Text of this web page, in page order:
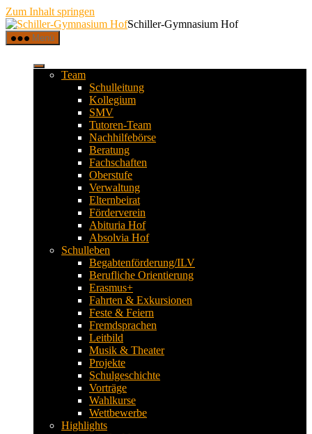
Zum Inhalt springen
Schiller-Gymnasium Hof
Menü
Team
Schulleitung
Kollegium
SMV
Tutoren-Team
Nachhilfebörse
Beratung
Fachschaften
Oberstufe
Verwaltung
Elternbeirat
Förderverein
Abituria Hof
Absolvia Hof
Schulleben
Begabtenförderung/ILV
Berufliche Orientierung
Erasmus+
Fahrten & Exkursionen
Feste & Feiern
Fremdsprachen
Leitbild
Musik & Theater
Projekte
Schulgeschichte
Vorträge
Wahlkurse
Wettbewerbe
Highlights